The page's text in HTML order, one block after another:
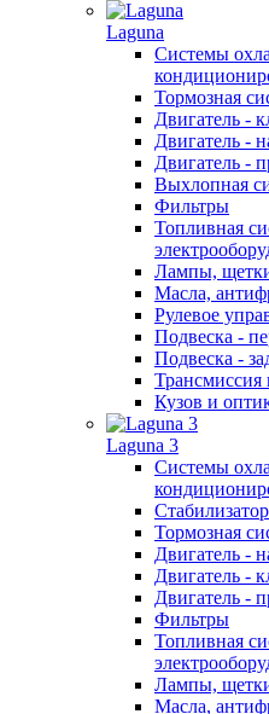
Laguna
Системы
Тормозная
Двигатель -
Двигатель -
Двигатель -
Выхлопная
Фильтры
Топливная
Лампы,
Масла,
Рулевое
Подвеска -
Подвеска -
Кузов и
Laguna 3
Системы
Тормозная
Двигатель -
Двигатель -
Двигатель -
Фильтры
Топливная
Лампы,
Масла,